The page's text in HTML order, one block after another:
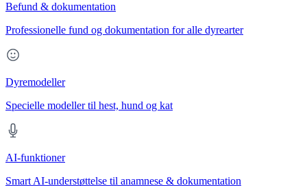
Befund & dokumentation
Professionelle fund og dokumentation for alle dyrearter
Dyremodeller
Specielle modeller til hest, hund og kat
AI-funktioner
Smart AI-understøttelse til anamnese & dokumentation